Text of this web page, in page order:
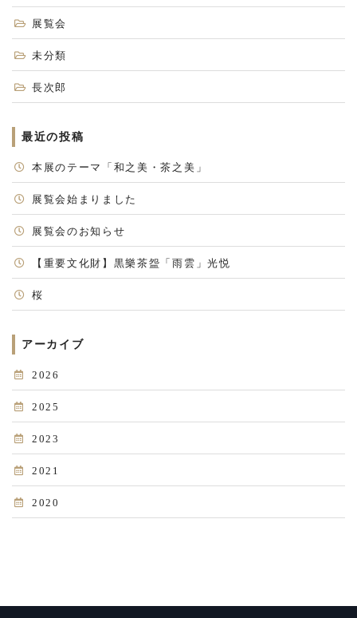
展覧会
未分類
長次郎
最近の投稿
本展のテーマ「和之美・茶之美」
展覧会始まりました
展覧会のお知らせ
【重要文化財】黒樂茶盌「雨雲」光悦
桜
アーカイブ
2026
2025
2023
2021
2020